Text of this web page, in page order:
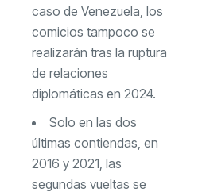
caso de Venezuela, los
comicios tampoco se
realizarán tras la ruptura
de relaciones
diplomáticas en 2024.
Solo en las dos
últimas contiendas, en
2016 y 2021, las
segundas vueltas se